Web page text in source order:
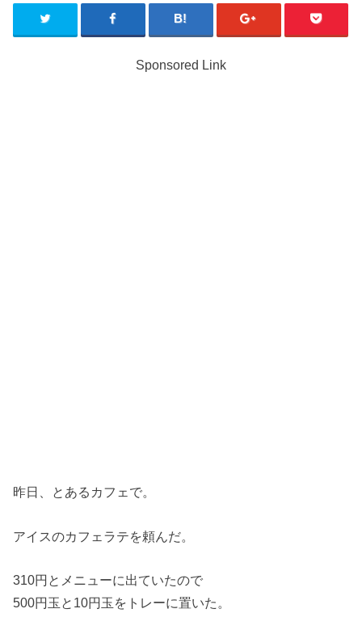
Sponsored Link
昨日、とあるカフェで。
アイスのカフェラテを頼んだ。
310円とメニューに出ていたので
500円玉と10円玉をトレーに置いた。